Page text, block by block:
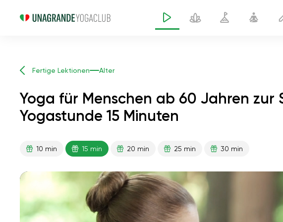
Fertige Lektionen Alter
Yoga für Menschen ab 60 Jahren zur
Yogastunde 15 Minuten
10 min 15 min 20 min 25 min 30 min
Blutdrucks